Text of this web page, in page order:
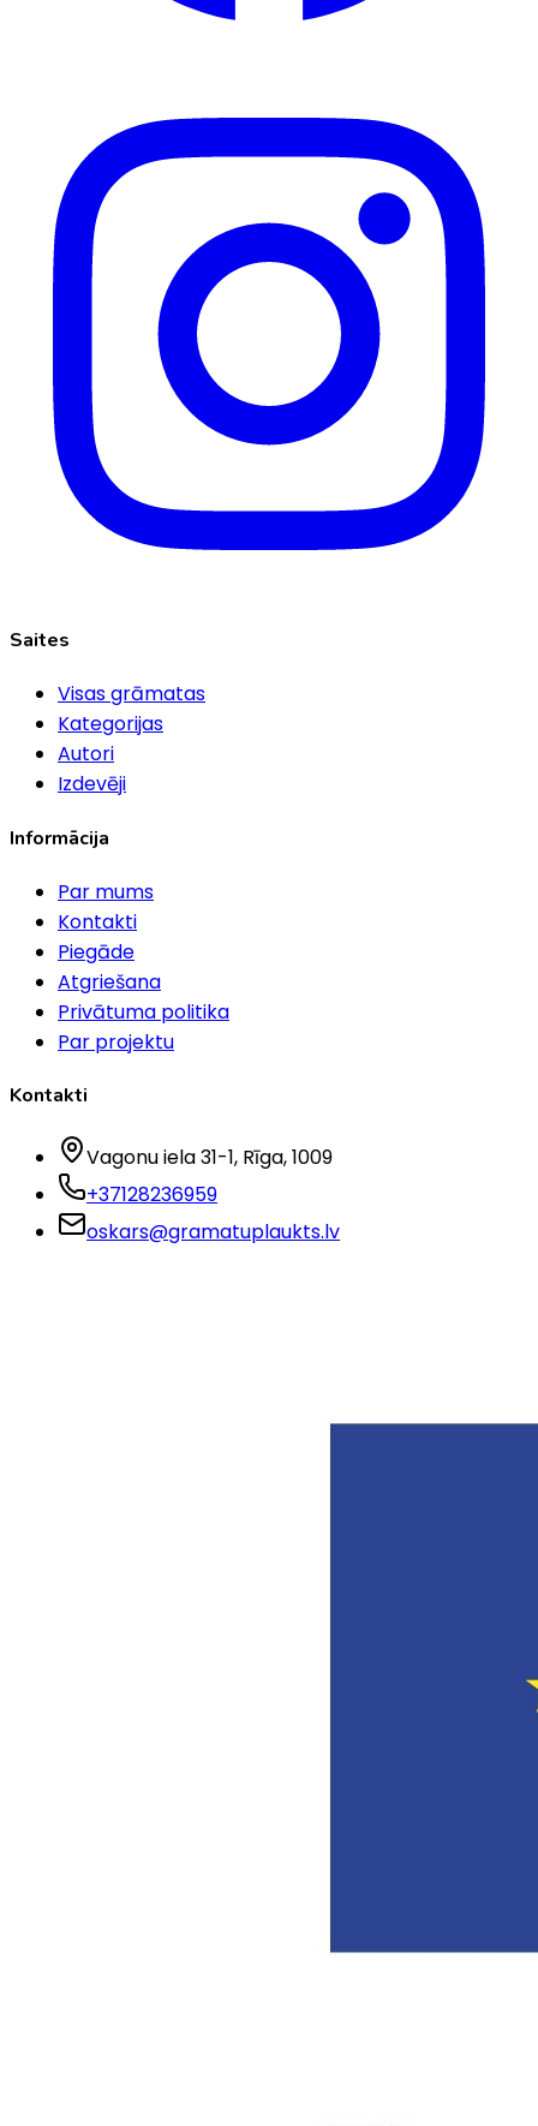
Saites
Visas grāmatas
Kategorijas
Autori
Izdevēji
Informācija
Par mums
Kontakti
Piegāde
Atgriešana
Privātuma politika
Par projektu
Kontakti
Vagonu iela 31-1, Rīga, 1009
+37128236959
oskars@gramatuplaukts.lv